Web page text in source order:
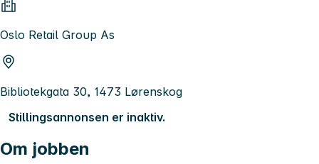
Oslo Retail Group As
Bibliotekgata 30, 1473 Lørenskog
Stillingsannonsen er inaktiv.
Om jobben